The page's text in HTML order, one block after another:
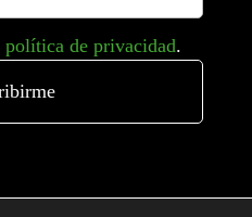
política de privacidad.